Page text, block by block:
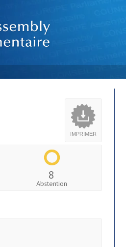
IMPRIMER
8
Abstention